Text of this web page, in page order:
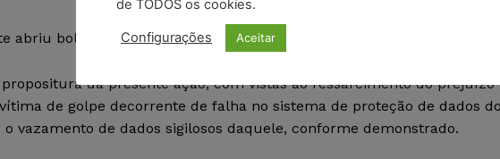
abriu boletim de ocorrência, em anexo doc. XX.
da presente ação, com vistas ao ressarcimento do prejuízo
de golpe decorrente de falha no sistema de proteção de dados do
vazamento de dados sigilosos daquele, conforme demonstrado.
de TODOS os cookies.
Configurações Aceitar